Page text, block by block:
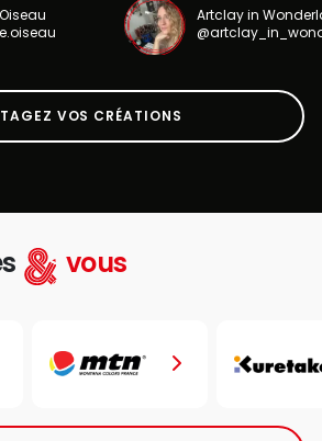
Artclay in
VOS CRÉATIONS
vous